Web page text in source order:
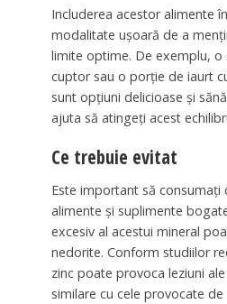
Includerea acestor alimente
modalitate ușoară de a
limite optime. De exemplu, o
cuptor sau o porție de iaurt
sunt opțiuni delicioase și
ajuta să atingeți acest
Ce trebuie evitat
Este important să consumați
alimente și suplimente
excesiv al acestui mineral
nedorite. Conform studiilor
zinc poate provoca leziuni
similare cu cele provocate